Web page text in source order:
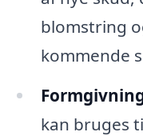
blomstring
kommende
kan bruges